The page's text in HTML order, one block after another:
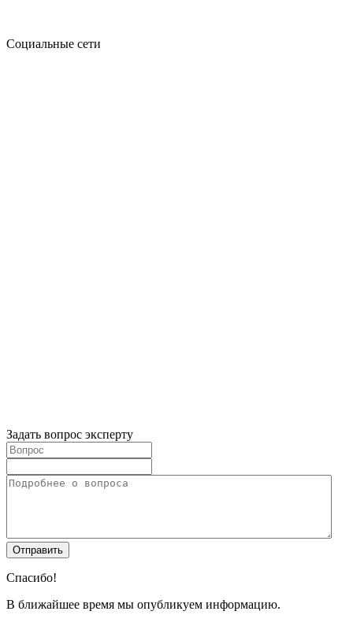
Социальные сети
Задать вопрос эксперту
Спасибо!
В ближайшее время мы опубликуем информацию.